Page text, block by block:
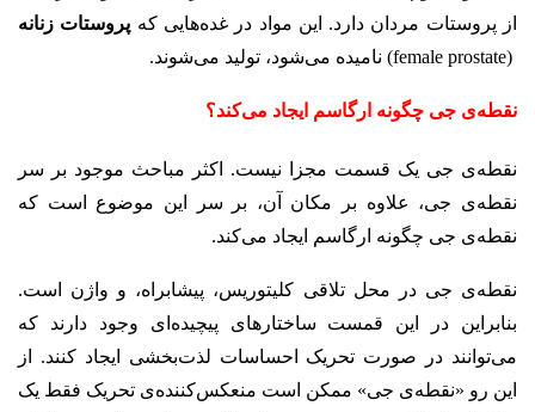
از پروستات مردان دارد. این مواد در غده‌هایی که پروستات زنانه
(female prostate) نامیده می‌شود، تولید می‌شوند.
نقطه‌ی جی چگونه ارگاسم ایجاد می‌کند؟
نقطه‌ی جی یک قسمت مجزا نیست. اکثر مباحث موجود بر سر
نقطه‌ی جی، علاوه بر مکان آن، بر سر این موضوع است که
نقطه‌ی جی چگونه ارگاسم ایجاد می‌کند.
نقطه‌ی جی در محل تلاقی کلیتوریس، پیشابراه، و واژن است.
بنابراین در این قمست ساختارهای پیچیده‌ای وجود دارند که
می‌توانند در صورت تحریک احساسات لذت‌بخشی ایجاد کنند. از
این رو «نقطه‌ی جی» ممکن است منعکس‌کننده‌ی تحریک فقط یک